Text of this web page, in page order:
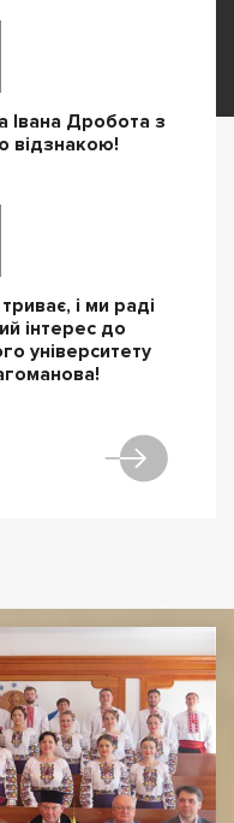
Івана Дробота з
відзнакою!
і ми раді
інтерес до
університету